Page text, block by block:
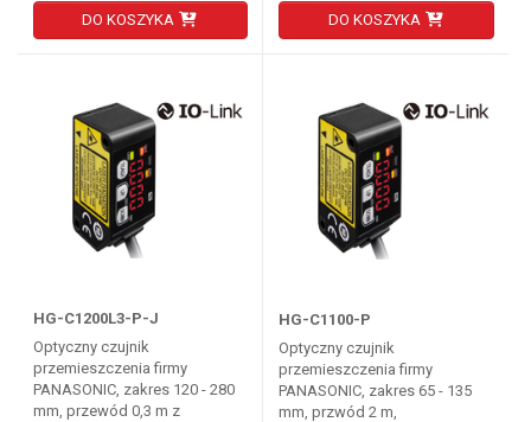
DO KOSZYKA DO KOSZYKA
HG-C1200L3-P-J
Optyczny czujnik
przemieszczenia firmy
PANASONIC, zakres 120 - 280
mm, przewód 0,3 m z
HG-C1100-P
Optyczny czujnik
przemieszczenia firmy
PANASONIC, zakres 65 - 135
mm, przwód 2 m,